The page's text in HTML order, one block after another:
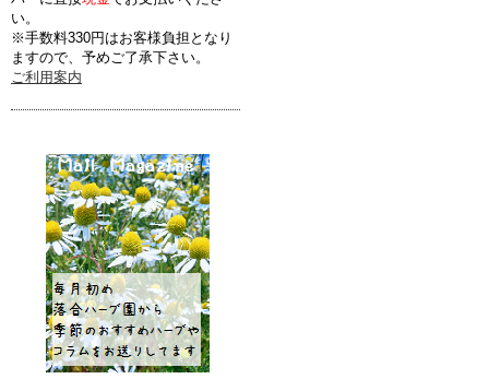
い。
※手数料330円はお客様負担となり
ますので、予めご了承下さい。
ご利用案内